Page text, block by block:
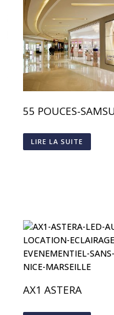
55 POUCES-
LIRE LA SUITE
AX1 ASTERA